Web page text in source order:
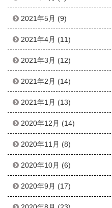
2021年5月 (9)
2021年4月 (11)
2021年3月 (12)
2021年2月 (14)
2021年1月 (13)
2020年12月 (14)
2020年11月 (8)
2020年10月 (6)
2020年9月 (17)